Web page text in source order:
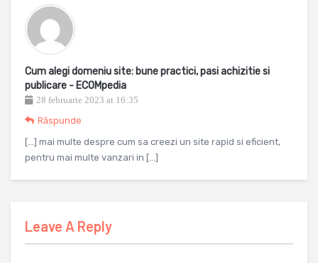
Cum alegi domeniu site: bune practici, pasi achizitie si
publicare - ECOMpedia
28 februarie 2023 at 16:35
Răspunde
[…] mai multe despre cum sa creezi un site rapid si eficient,
pentru mai multe vanzari in […]
Leave A Reply